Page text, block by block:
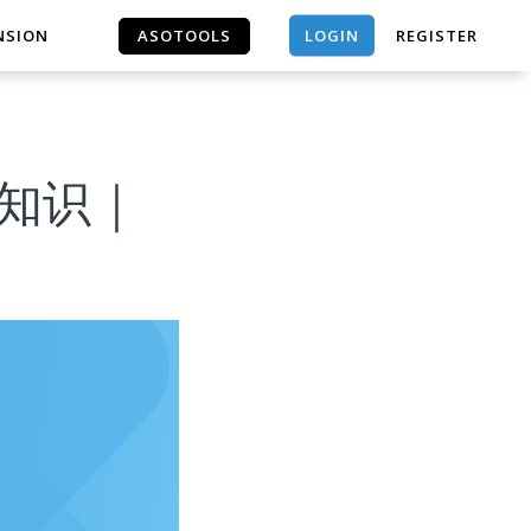
ASOTOOLS LOGIN REGISTER
识｜